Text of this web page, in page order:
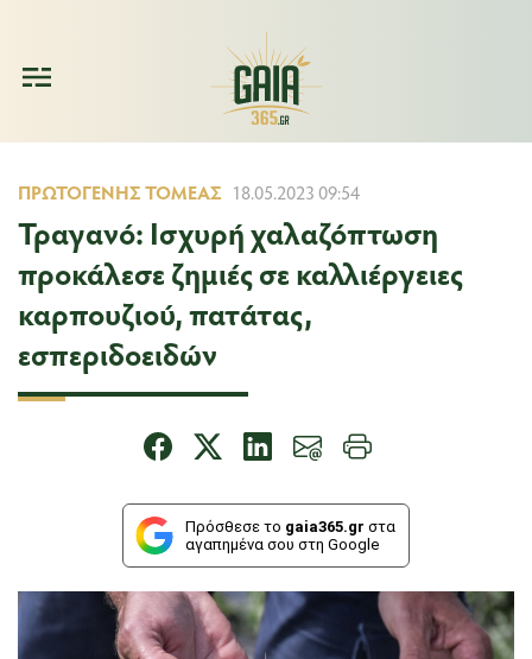
ΠΡΩΤΟΓΕΝΉΣ ΤΟΜΈΑΣ 18.05.2023 09:54
Τραγανό: Ισχυρή χαλαζόπτωση
προκάλεσε ζημιές σε καλλιέργειες
καρπουζιού, πατάτας,
εσπεριδοειδών
Πρόσθεσε το gaia365.gr στα
αγαπημένα σου στη Google